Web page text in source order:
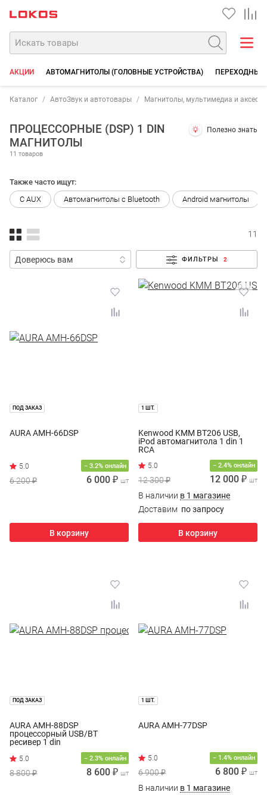
АКЦИИ АВТОМАГНИТОЛЫ (ГОЛОВНЫЕ УСТРОЙСТВА) ПЕРЕХОДНЫЕ
Каталог АвтоЗвук и автотовары Магнитолы, мультимедиа и
ПРОЦЕССОРНЫЕ (DSP) 1 DIN
МАГНИТОЛЫ
11 товаров
Полезно знать
Также часто ищут:
С AUX
Автомагнитолы с Bluetooth Android магнитолы
11
ФИЛЬТРЫ 2
ПОД ЗАКАЗ
AURA AMH-66DSP
− 3.2% онлайн
6 200 ₽ 6 000 ₽ шт
В корзину
1 ШТ.
Kenwood KMM BT206 USB,
iPod автомагнитола 1 din 1
RCA
− 2.4% онлайн
12 300 ₽ 12 000 ₽ шт
В наличии в 1 магазине
Доставим по запросу
В корзину
ПОД ЗАКАЗ
AURA AMH-88DSP
процессорный USB/BT
ресивер 1 din
− 2.3% онлайн
8 800 ₽ 8 600 ₽ шт
1 ШТ.
AURA AMH-77DSP
− 1.4% онлайн
6 900 ₽ 6 800 ₽ шт
В наличии в 1 магазине